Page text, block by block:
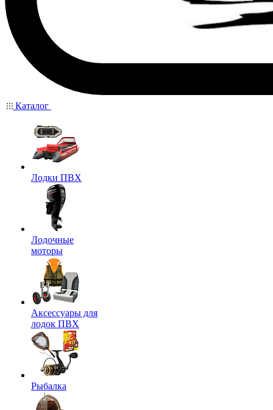
Каталог
Лодки ПВХ
Лодочные
моторы
Аксессуары для
лодок ПВХ
Рыбалка